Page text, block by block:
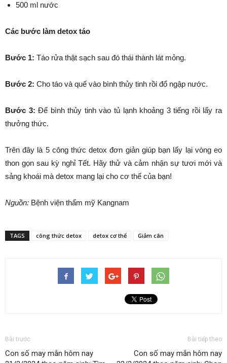
500 ml nước
Các bước làm detox táo
Bước 1: Táo rửa thật sạch sau đó thái thành lát mỏng.
Bước 2: Cho táo và quế vào bình thủy tinh rồi đổ ngập nước.
Bước 3: Để bình thủy tinh vào tủ lạnh khoảng 3 tiếng rồi lấy ra
thưởng thức.
Trên đây là 5 công thức detox đơn giản giúp bạn lấy lại vòng eo
thon gọn sau kỳ nghỉ Tết. Hãy thử và cảm nhận sự tươi mới và
sảng khoái mà detox mang lại cho cơ thể của bạn!
Nguồn: Bệnh viện thẩm mỹ Kangnam
TAGS công thức detox detox cơ thể Giảm cân
Bài trước
Con số may mắn hôm nay
Bài tiếp theo
Con số may mắn hôm nay